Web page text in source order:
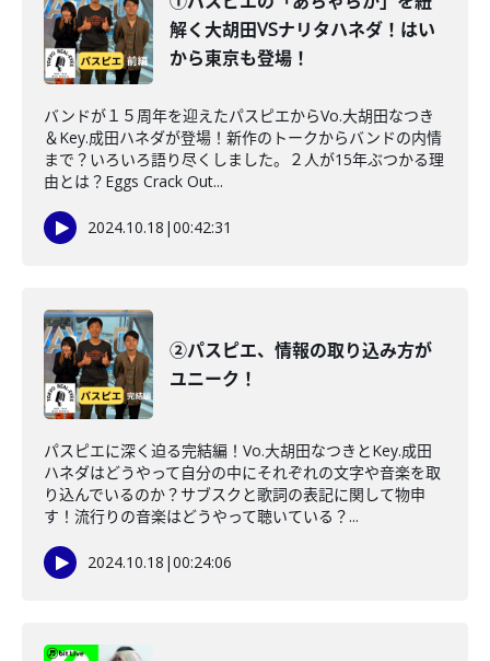
解く大胡田VSナリタハネダ！はい
から東京も登場！
バンドが１５周年を迎えたパスピエからVo.大胡田なつき
＆Key.成田ハネダが登場！新作のトークからバンドの内情
まで？いろいろ語り尽くしました。２人が15年ぶつかる理
由とは？Eggs Crack Out...
2024.10.18 |00:42:31
②パスピエ、情報の取り込み方が
ユニーク！
パスピエに深く迫る完結編！Vo.大胡田なつきとKey.成田
ハネダはどうやって自分の中にそれぞれの文字や音楽を取
り込んでいるのか？サブスクと歌詞の表記に関して物申
す！流行りの音楽はどうやって聴いている？...
2024.10.18 |00:24:06